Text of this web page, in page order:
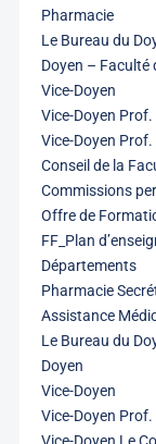
Pharmacie
Le Bureau du
Doyen – Faculté
Vice-Doyen
Vice-Doyen
Vice-Doyen
Conseil de la
Commissions
Offre de
FF_Plan
Départements
Pharmacie
Assistance
Le Bureau du
Doyen
Vice-Doyen
Vice-Doyen